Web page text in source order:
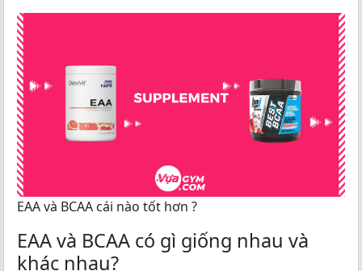
EAA và BCAA cái nào tốt hơn ?
EAA và BCAA có gì giống nhau và
khác nhau?